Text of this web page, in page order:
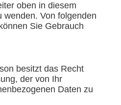
oben in diesem
wenden. Von folgenden
Sie Gebrauch
besitzt das Recht
der von Ihr
Daten zu